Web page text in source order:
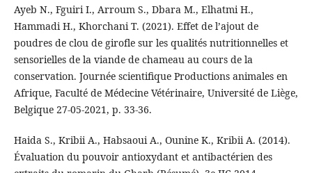
Ayeb N., Fguiri I., Arroum S., Dbara M., Elhatmi H.,
Hammadi H., Khorchani T. (2021). Effet de l’ajout de
poudres de clou de girofle sur les qualités nutritionnelles et
sensorielles de la viande de chameau au cours de la
conservation. Journée scientifique Productions animales en
Afrique, Faculté de Médecine Vétérinaire, Université de Liège,
Belgique 27-05-2021, p. 33-36.
Haida S., Kribii A., Habsaoui A., Ounine K., Kribii A. (2014).
Évaluation du pouvoir antioxydant et antibactérien des